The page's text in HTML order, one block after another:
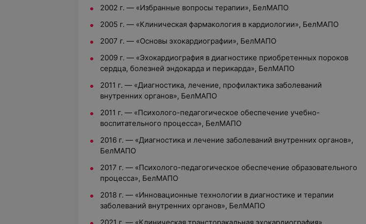
2002 г. — «Избранные вопросы терапии», БелМАПО
2005 г. — «Клиническая фармакология в кардиологии», БелМАПО
2007 г. — «Основы эхокардиографии», БелМАПО
2009 г. — «Эхокардиография в диагностике приобретенных пороков
сердца, болезней эндокарда и перикарда», БелМАПО
2011 г. — «Диагностика, лечение, профилактика заболеваний
внутренних органов», БелМАПО
2011 г. — «Психолого-педагогическое обеспечение учебно-
воспитательного процесса», БелМАПО
2016 г. — «Диагностика и лечение заболеваний внутренних органов»,
БелМАПО
2017 г. — «Психолого-педагогическое обеспечение образовательного
процесса», БелМАПО
2018 г. — «Инновационные технологии в диагностике и терапии
заболеваний внутренних органов», БелМАПО